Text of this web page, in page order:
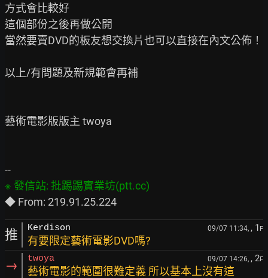
方式會比較好
這個部份之後再做公開
當然要賣DVD的板友想交換片也可以直接在內文公佈！
以上/有問題及新規範會再補
藝術電影版版主 twoya
推 Kerdison 09/07 11:34, , 1 F
有要限定藝術電影DVD嗎?
→ twoya 09/07 14:26, , 2F
藝術電影的範圍很難定義 所以基本上沒有這